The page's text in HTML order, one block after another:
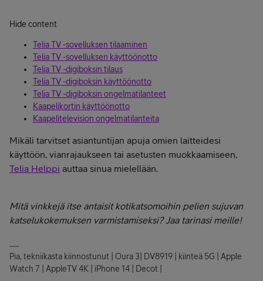
Hide content
Telia TV -sovelluksen tilaaminen
Telia TV -sovelluksen käyttöönotto
Telia TV -digiboksin tilaus
Telia TV -digiboksin käyttöönotto
Telia TV -digiboksin ongelmatilanteet
Kaapelikortin käyttöönotto
Kaapelitelevision ongelmatilanteita
Mikäli tarvitset asiantuntijan apuja omien laitteidesi
käyttöön, vianrajaukseen tai asetusten muokkaamiseen,
Telia Helppi auttaa sinua mielellään.
Mitä vinkkejä itse antaisit kotikatsomoihin pelien sujuvan
katselukokemuksen varmistamiseksi? Jaa tarinasi meille!
Pia, tekniikasta kiinnostunut | Oura 3| DV8919 | kiinteä 5G | Apple
Watch 7 | AppleTV 4K | iPhone 14 | Decot |